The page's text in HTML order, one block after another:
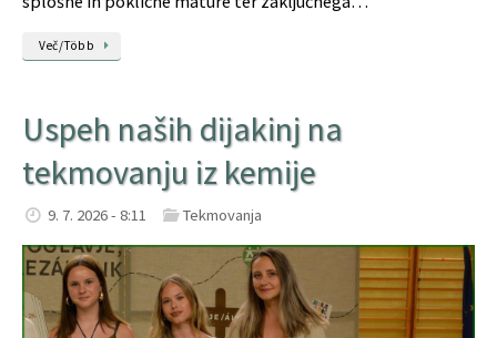
Več/Több
Uspeh naših dijakinj na
tekmovanju iz kemije
9. 7. 2026 - 8:11 Tekmovanja